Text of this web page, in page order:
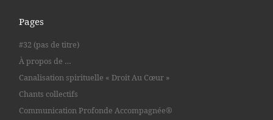
Pages
#32 (pas de titre)
À propos de …
Canalisation spirituelle « Droit Au Cœur »
Chants collectifs
Communication Profonde Accompagnée®